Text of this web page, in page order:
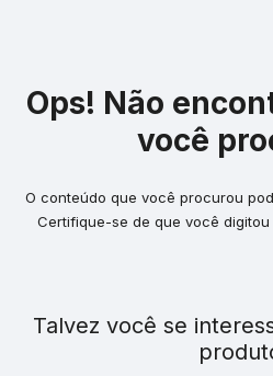
Ops! Não
você
O conteúdo que você procurou
Certifique-se de que você
Talvez você se